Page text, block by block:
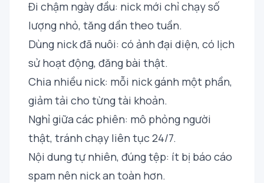
Đi chậm ngày đầu: nick mới chỉ chạy số
lượng nhỏ, tăng dần theo tuần.
Dùng nick đã nuôi: có ảnh đại diện, có lịch
sử hoạt động, đăng bài thật.
Chia nhiều nick: mỗi nick gánh một phần,
giảm tải cho từng tài khoản.
Nghỉ giữa các phiên: mô phỏng người
thật, tránh chạy liên tục 24/7.
Nội dung tự nhiên, đúng tệp: ít bị báo cáo
spam nên nick an toàn hơn.